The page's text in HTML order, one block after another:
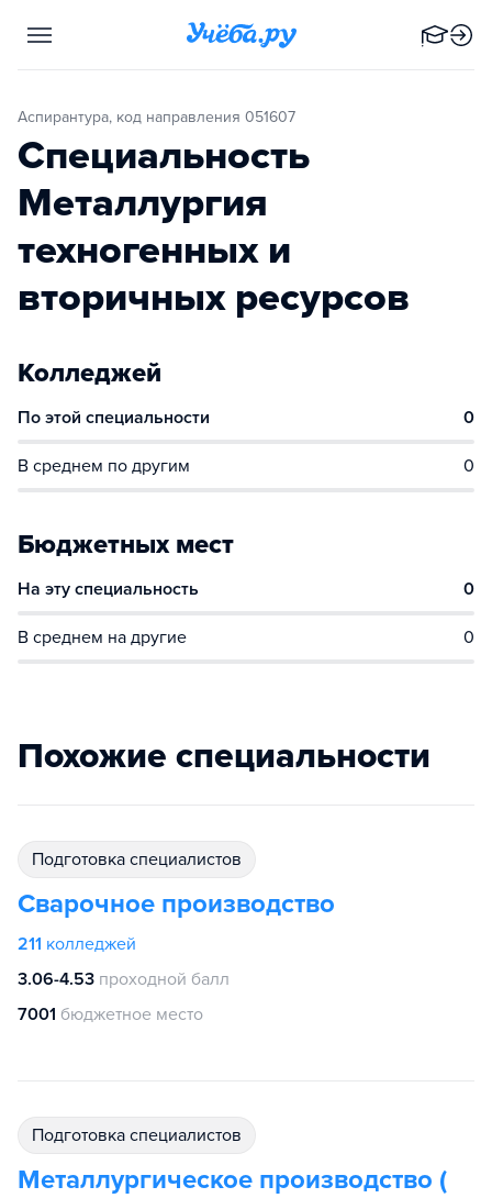
Аспирантура, код направления 051607
Специальность
Металлургия
техногенных и
вторичных ресурсов
Колледжей
По этой специальности 0
В среднем по другим 0
Бюджетных мест
На эту специальность 0
В среднем на другие 0
Похожие специальности
подготовка специалистов
Сварочное производство
211 колледжей
3.06-4.53 проходной балл
7001 бюджетное место
подготовка специалистов
Металлургическое производство (